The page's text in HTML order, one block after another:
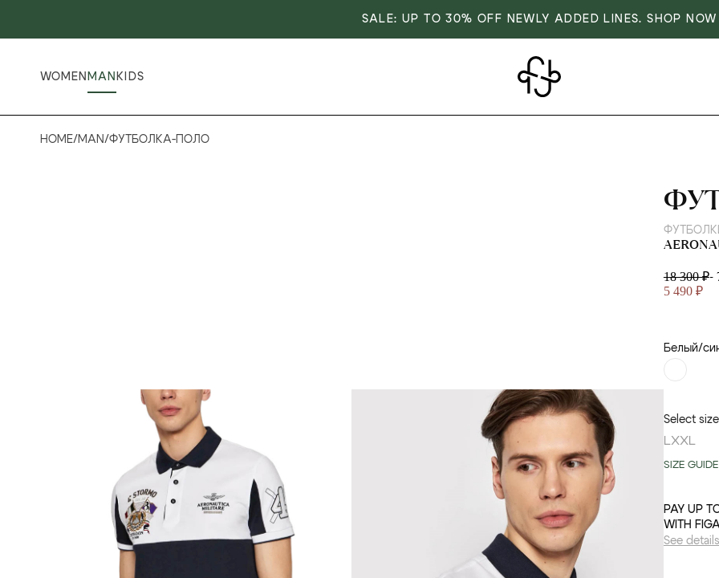
SALE: UP TO 30% OFF NEWLY ADDED LINES. SHOP NOW
WOMEN MAN KIDS
HOME/ MAN/ФУТБОЛКА-ПОЛО
18 300 ₽-
5 490 ₽
Белый/
Select size
XXL
SIZE GUIDE
PAY UP
WITH
See details